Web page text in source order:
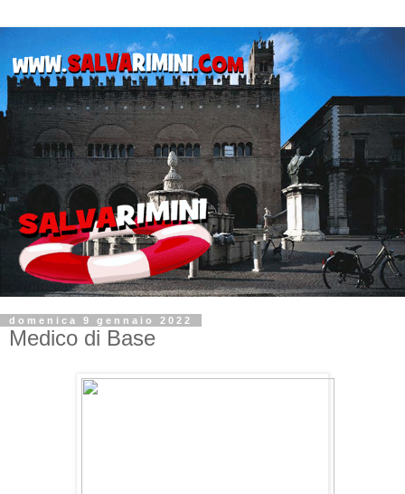
domenica 9 gennaio 2022
Medico di Base